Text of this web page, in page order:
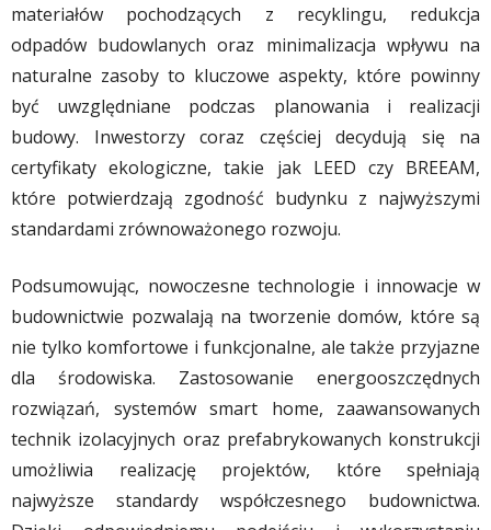
materiałów pochodzących z recyklingu, redukcja
odpadów budowlanych oraz minimalizacja wpływu na
naturalne zasoby to kluczowe aspekty, które powinny
być uwzględniane podczas planowania i realizacji
budowy. Inwestorzy coraz częściej decydują się na
certyfikaty ekologiczne, takie jak LEED czy BREEAM,
które potwierdzają zgodność budynku z najwyższymi
standardami zrównoważonego rozwoju.
Podsumowując, nowoczesne technologie i innowacje w
budownictwie pozwalają na tworzenie domów, które są
nie tylko komfortowe i funkcjonalne, ale także przyjazne
dla środowiska. Zastosowanie energooszczędnych
rozwiązań, systemów smart home, zaawansowanych
technik izolacyjnych oraz prefabrykowanych konstrukcji
umożliwia realizację projektów, które spełniają
najwyższe standardy współczesnego budownictwa.